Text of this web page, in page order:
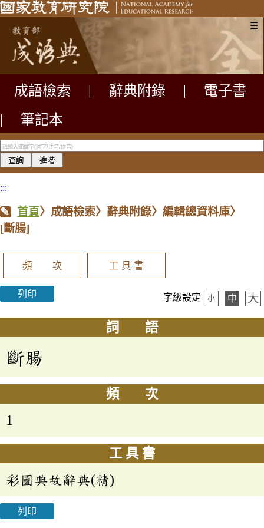
☰
成語檢索 辭典附錄
電子書
|
筆記本
:::
首頁〉成語檢索〉辭典附錄〉編輯總資料庫〉
[斷腸]
頻 次 工 具 書
列印 字級設定 小 中 大
詞 語
斷腸
頻 次
1
工 具 書
彩圖典故辭典(精)
列印